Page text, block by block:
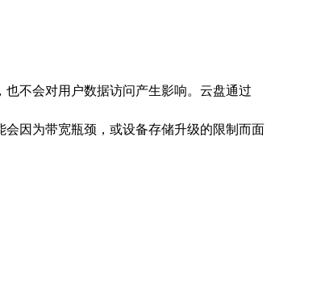
不会对用户数据访问产生影响。云盘通过
因为带宽瓶颈，或设备存储升级的限制而面